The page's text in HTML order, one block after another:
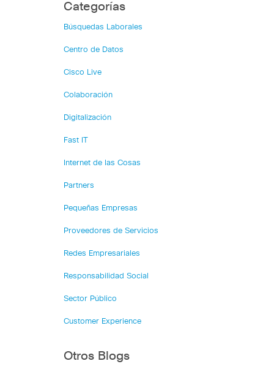
Categorías
Búsquedas Laborales
Centro de Datos
Cisco Live
Colaboración
Digitalización
Fast IT
Internet de las Cosas
Partners
Pequeñas Empresas
Proveedores de Servicios
Redes Empresariales
Responsabilidad Social
Sector Público
Customer Experience
Otros Blogs